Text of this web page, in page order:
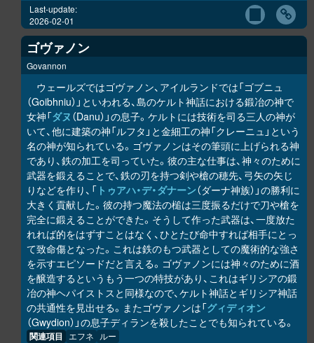
Last-update:
2026-02-01
ゴヴァノン
Govannon
ウェールズではゴヴァノン、アイルランドでは「ゴブニュ
（Goibhniu）」といわれる、島のケルト神話における鍛冶の神で
女神「ダヌ （Danu）」の息子。ケルトには技術を司る三人の神が
いて、他に建築の神「ルフタ」と金細工の神「クレーニュ」という
名の神が知られている。ゴヴァノンはその筆頭に上げられる神
であり、鉄の加工を司っていた。彼の主な仕事は、神々のために
武器を鍛えることで、鉄の刃を持つ剣や槍の穂先、弓矢の矢じ
りなどを作り、「 トゥアハ・デ・ダナーン（ダーナ神族）」の勝利に
大きく貢献した。彼の持つ魔法の槌は三度振るだけで刀や槍を
完全に鍛えることができた。そうして作った武器は、一度放た
れれば的をはずすことはなく、ひとたび命中すれば相手にとっ
て致命傷となった。これは鉄のもつ武器としての魔術的な強さ
を示すエピソードだと言える。ゴヴァノンには神々のために酒
を醸造するというもう一つの特技があり、これはギリシアの鍛
冶の神ヘパイストスと同様なので、ケルト神話とギリシア神話
の共通性を見出せる。またゴヴァノンは「グィディオン
（Gwydion）」の息子ディランを殺したことでも知られている。
関連項目 エフネ ルー